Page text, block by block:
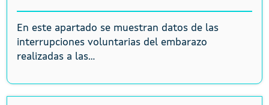
En este apartado se muestran datos de las
interrupciones voluntarias del embarazo
realizadas a las...